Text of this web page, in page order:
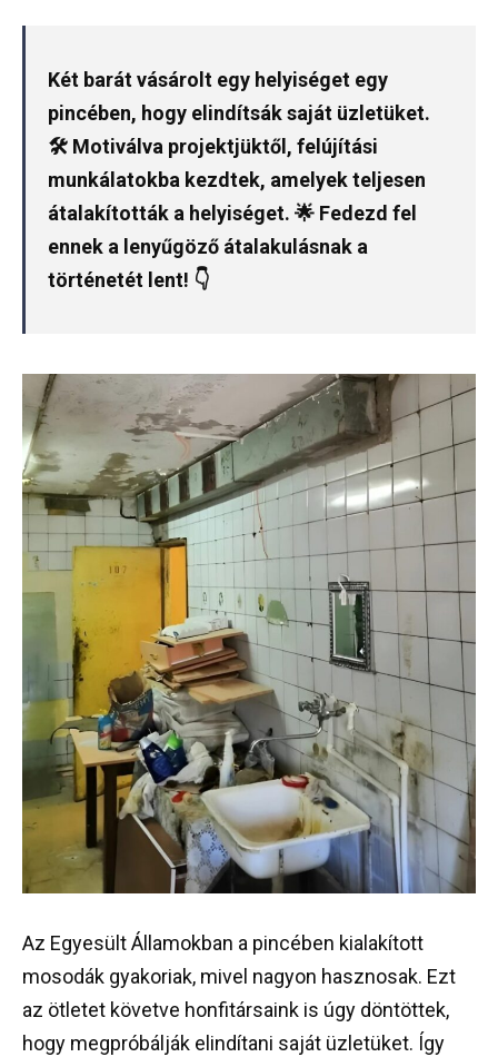
Két barát vásárolt egy helyiséget egy
pincében, hogy elindítsák saját üzletüket.
🛠️ Motiválva projektjüktől, felújítási
munkálatokba kezdtek, amelyek teljesen
átalakították a helyiséget. 🌟 Fedezd fel
ennek a lenyűgöző átalakulásnak a
történetét lent! 👇
Az Egyesült Államokban a pincében kialakított
mosodák gyakoriak, mivel nagyon hasznosak. Ezt
az ötletet követve honfitársaink is úgy döntöttek,
hogy megpróbálják elindítani saját üzletüket. Így